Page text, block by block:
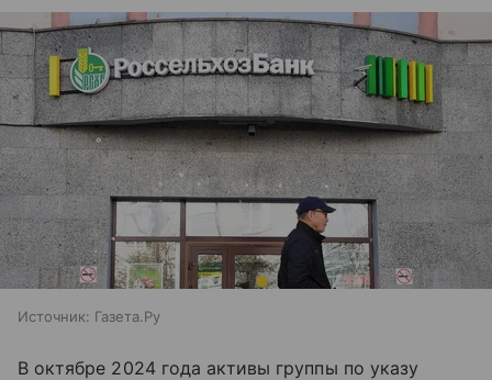
Источник: Газета.Ру
В октябре 2024 года активы группы по указу